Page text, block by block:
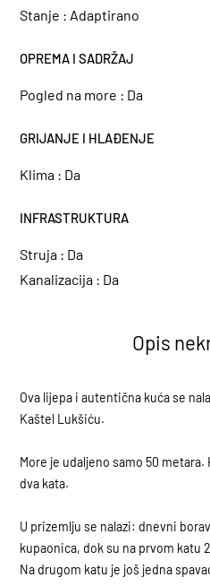
Stanje : Adaptirano
OPREMA I SADRŽAJ
Pogled na more : Da
GRIJANJE I HLAĐENJE
Klima : Da
INFRASTRUKTURA
Struja : Da
Kanalizacija : Da
Opis
Ova lijepa i autentična kuća se
Kaštel Lukšiću.
More je udaljeno samo 50
dva kata.
U prizemlju se nalazi: dnevni
kupaonica, dok su na prvom katu
Na drugom katu je još jedna